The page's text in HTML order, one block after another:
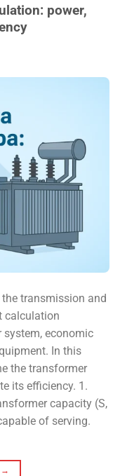
power,
transmission and
calculation
economic
In this
the transformer
its efficiency. 1.
capacity (S,
of serving.
→